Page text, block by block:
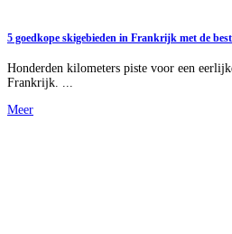
5 goedkope skigebieden in Frankrijk met de
Honderden kilometers piste voor een
Frankrijk. ...
Meer